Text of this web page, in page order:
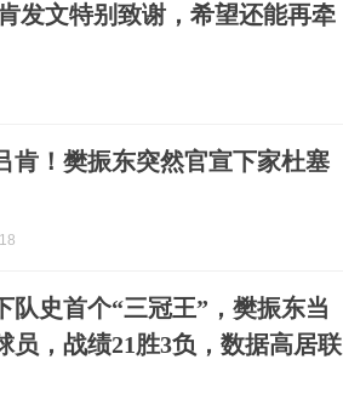
发文特别致谢，希望还能再牵
肯！樊振东突然官宣下家杜塞
队史首个“三冠王”，樊振东当
员，战绩21胜3负，数据高居联